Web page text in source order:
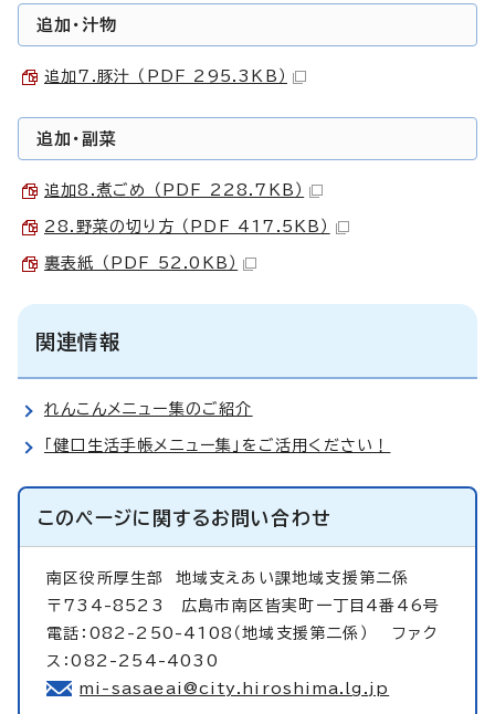
追加・汁物
追加7.豚汁 （PDF 295.3KB）
追加・副菜
追加8.煮ごめ （PDF 228.7KB）
28.野菜の切り方 （PDF 417.5KB）
裏表紙 （PDF 52.0KB）
関連情報
れんこんメニュー集のご紹介
「健口生活手帳メニュー集」をご活用ください！
このページに関するお問い合わせ
南区役所厚生部 地域支えあい課地域支援第二係
〒734-8523 広島市南区皆実町一丁目4番46号
電話：082-250-4108（地域支援第二係） ファク
ス：082-254-4030
mi-sasaeai@city.hiroshima.lg.jp